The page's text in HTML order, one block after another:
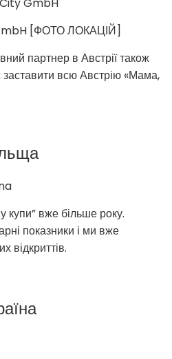
[ФОТО ЛОКАЦІЙ]
партнер в Австрії також
всю Австрію «Мама,
вже більше року.
показники і ми вже
відкриттів.